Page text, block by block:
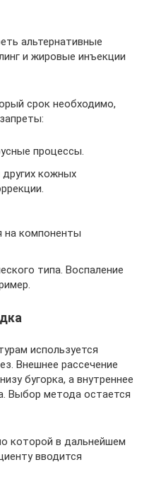
альтернативные
и жировые инъекции
срок необходимо,
процессы.
других кожных
на компоненты
типа. Воспаление
используется
Внешнее рассечение
бугорка, а внутреннее
Выбор метода остается
которой в дальнейшем
вводится